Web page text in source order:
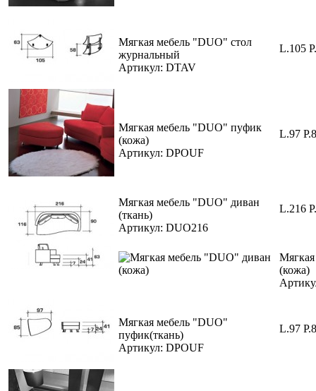
Мягкая мебель "DUO" стол
журнальный
Артикул: DTAV
L.105
Мягкая мебель "DUO" пуфик
(кожа)
Артикул: DPOUF
L.97
Мягкая мебель "DUO" диван
(ткань)
Артикул: DUO216
L.216
(кожа)
Мягкая мебель "DUO"
пуфик(ткань)
Артикул: DPOUF
L.97